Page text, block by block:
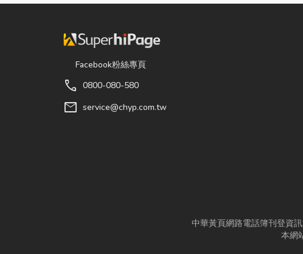
Facebook粉絲專頁
call 0800-080-580
mail service@chyp.com.tw
中華黃頁網路電話簿刊登資
本網